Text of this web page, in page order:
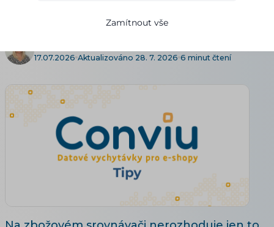
17.07.2026 Aktualizováno 28. 7. 2026 6 minut čtení
Zamítnout vše